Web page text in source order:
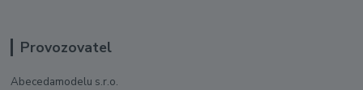
Provozovatel
Abecedamodelu s.r.o.